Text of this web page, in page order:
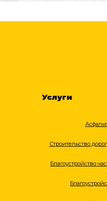
Услуги
Строительство
Благоустройство